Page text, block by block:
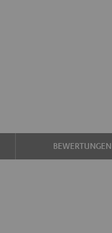
BEWERTUNGEN